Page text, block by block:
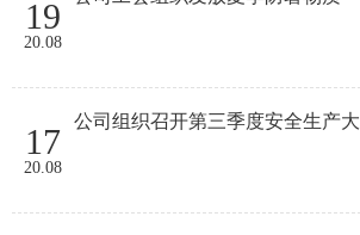
19
20.08
17
20.08
公司组织召开第三季度安全生产大